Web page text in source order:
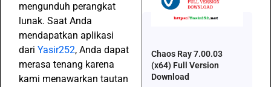
mengunduh perangkat
lunak. Saat Anda
mendapatkan aplikasi
dari Yasir252, Anda dapat
merasa tenang karena
kami menawarkan tautan
Chaos Ray 7.00.03
(x64) Full Version
Download